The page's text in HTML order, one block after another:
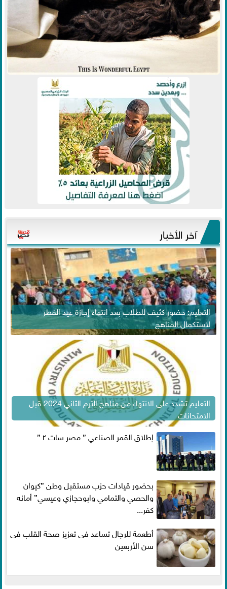
آخر الأخبار
التعليم: حضور كثيف للطلاب بعد انتهاء إجازة عيد الفطر
لاستكمال المناهج
التعليم تشدد على الانتهاء من مناهج الترم الثاني 2024 قبل
الامتحانات
إطلاق القمر الصناعي ” مصر سات ٢ ”
بحضور قيادات حزب مستقبل وطن ”كيوان
والحصي والتمامي وابوحجازي وعيسي” أمانه
كفر...
أطعمة للرجال تساعد فى تعزيز صحة القلب فى
سن الأربعين